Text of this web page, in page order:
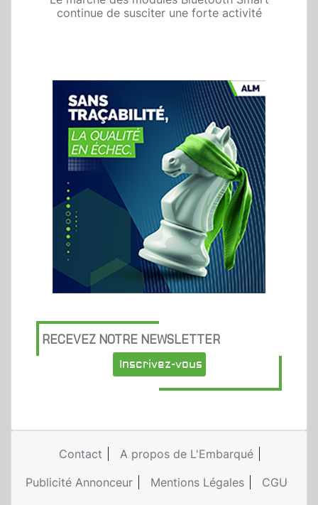
continue de susciter une forte activité
RECEVEZ NOTRE NEWSLETTER
Inscrivez-vous
Contact
A propos de L'Embarqué
Publicité Annonceur
Mentions Légales CGU